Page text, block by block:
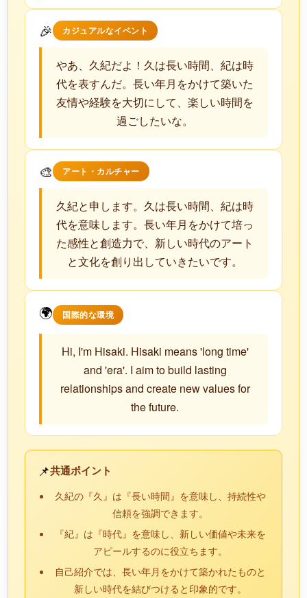
🎉 カジュアルなイベント
やあ、久紀だよ！久は長い時間、紀は時
代を表すんだ。長い年月をかけて築いた
友情や経験を大切にして、楽しい時間を
過ごしたいな。
🎨 アート・カルチャー
久紀と申します。久は長い時間、紀は時
代を意味します。長い年月をかけて培っ
た感性と創造力で、新しい時代のアート
と文化を創り出していきたいです。
🌍 国際的な環境
Hi, I'm Hisaki. Hisaki means 'long time'
and 'era'. I aim to build lasting
relationships and create new values for
the future.
📌共通ポイント
久紀の『久』は『長い時間』を意味し、持続性や
信頼を強調できます。
『紀』は『時代』を意味し、新しい価値や未来を
アピールするのに役立ちます。
自己紹介では、長い年月をかけて築かれたものと
新しい時代を結びつけると印象的です。